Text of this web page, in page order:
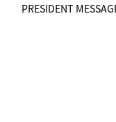
PRESIDENT